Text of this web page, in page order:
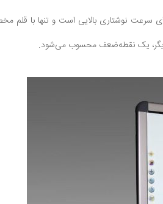
سرعت نوشتاری بالایی است و تنها با
دیگر، یک نقطه‌ضعف محسوب می‌شود.